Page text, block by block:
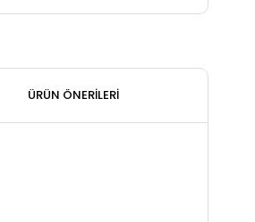
ÜRÜN ÖNERILERI